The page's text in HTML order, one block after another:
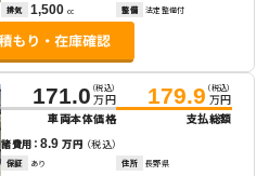
排気 1,500 cc 整備 法定整備付
171.0 （税込）
万円
車両本体価格
179.9 （税込）
万円
支払総額
諸費用：8.9万円 （税込）
保証 あり 住所 長野県